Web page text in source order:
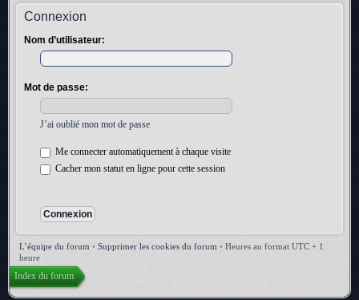
Connexion
Nom d’utilisateur:
Mot de passe:
J’ai oublié mon mot de passe
Me connecter automatiquement à chaque visite
Cacher mon statut en ligne pour cette session
L’équipe du forum • Supprimer les cookies du forum • Heures au format UTC + 1
heure
Index du forum